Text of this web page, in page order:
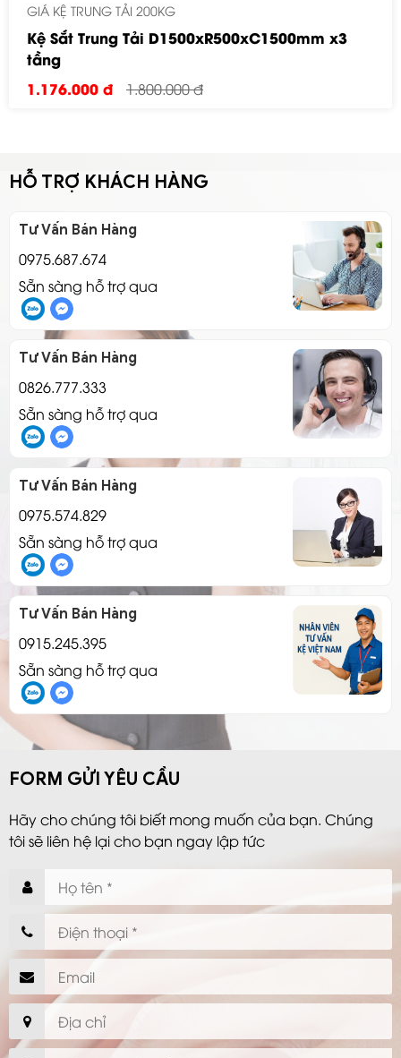
GIÁ KỆ TRUNG TẢI 200KG
Kệ Sắt Trung Tải D1500xR500xC1500mm x3
tầng
1.176.000 đ
1.800.000 đ
HỖ TRỢ KHÁCH HÀNG
Tư Vấn Bán Hàng
0975.687.674
Sẵn sàng hỗ trợ qua
Tư Vấn Bán Hàng
0826.777.333
Sẵn sàng hỗ trợ qua
Tư Vấn Bán Hàng
0975.574.829
Sẵn sàng hỗ trợ qua
Tư Vấn Bán Hàng
0915.245.395
Sẵn sàng hỗ trợ qua
FORM GỬI YÊU CẦU
Hãy cho chúng tôi biết mong muốn của bạn. Chúng
tôi sẽ liên hệ lại cho bạn ngay lập tức